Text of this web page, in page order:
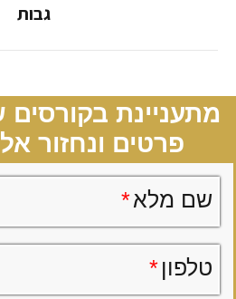
Next
גבות
מתעניינת בקורסים
פרטים ונחזור
שם מלא*
טלפון*